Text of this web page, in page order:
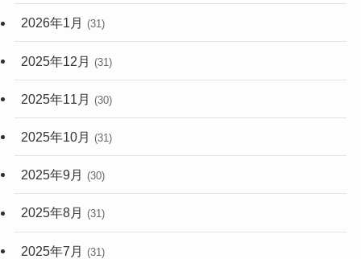
2026年1月 (31)
2025年12月 (31)
2025年11月 (30)
2025年10月 (31)
2025年9月 (30)
2025年8月 (31)
2025年7月 (31)